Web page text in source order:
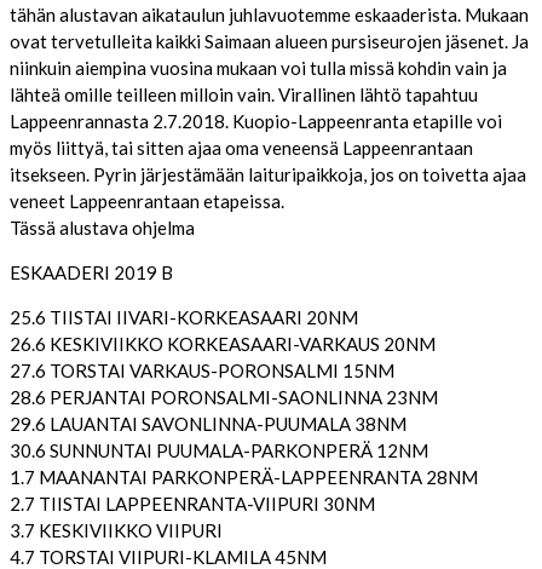
tähän alustavan aikataulun juhlavuotemme eskaaderista. Mukaan
ovat tervetulleita kaikki Saimaan alueen pursiseurojen jäsenet. Ja
niinkuin aiempina vuosina mukaan voi tulla missä kohdin vain ja
lähteä omille teilleen milloin vain. Virallinen lähtö tapahtuu
Lappeenrannasta 2.7.2018. Kuopio-Lappeenranta etapille voi
myös liittyä, tai sitten ajaa oma veneensä Lappeenrantaan
itsekseen. Pyrin järjestämään laituripaikkoja, jos on toivetta ajaa
veneet Lappeenrantaan etapeissa.
Tässä alustava ohjelma
ESKAADERI 2019 B
25.6 TIISTAI IIVARI-KORKEASAARI 20NM
26.6 KESKIVIIKKO KORKEASAARI-VARKAUS 20NM
27.6 TORSTAI VARKAUS-PORONSALMI 15NM
28.6 PERJANTAI PORONSALMI-SAONLINNA 23NM
29.6 LAUANTAI SAVONLINNA-PUUMALA 38NM
30.6 SUNNUNTAI PUUMALA-PARKONPERÄ 12NM
1.7 MAANANTAI PARKONPERÄ-LAPPEENRANTA 28NM
2.7 TIISTAI LAPPEENRANTA-VIIPURI 30NM
3.7 KESKIVIIKKO VIIPURI
4.7 TORSTAI VIIPURI-KLAMILA 45NM